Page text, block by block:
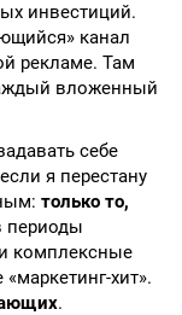
инвестиций.
канал
рекламе. Там
вложенный
себе
я перестану
только то,
периоды
комплексные
хит».
.